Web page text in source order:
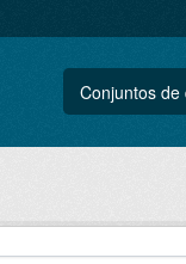
Conjuntos de